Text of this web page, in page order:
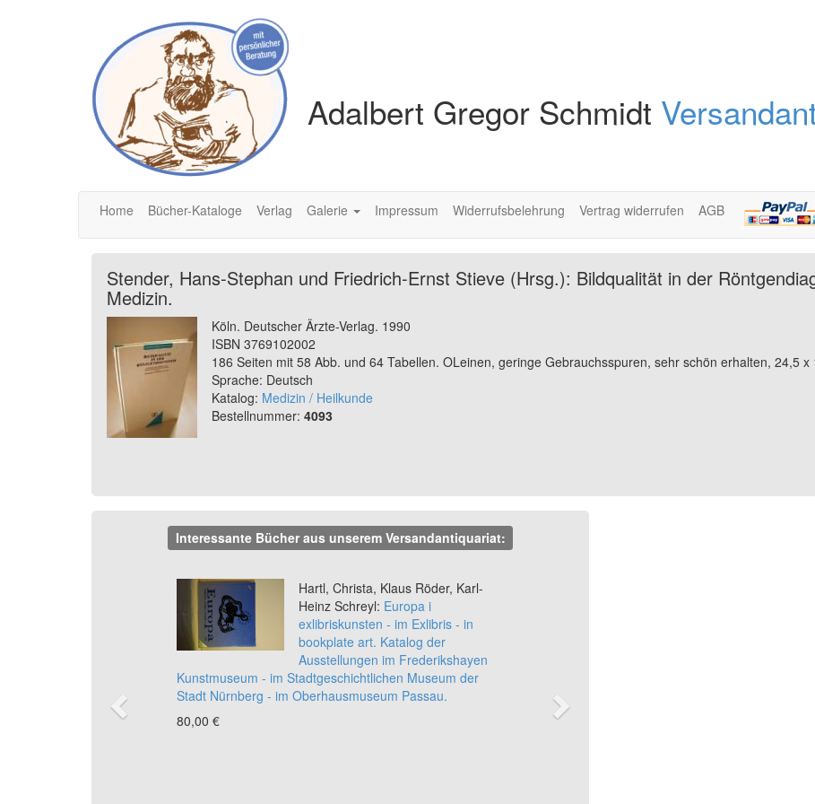
Adalbert Gregor Schmidt
Home Bücher-Kataloge Verlag Galerie Impressum Widerrufsbelehrung Vertrag widerrufen AGB
Stender, Hans-Stephan und Friedrich-Ernst Stieve (Hrsg.): Bildqualität in der
Medizin.
Köln. Deutscher Ärzte-Verlag. 1990
ISBN 3769102002
186 Seiten mit 58 Abb. und 64 Tabellen. OLeinen, geringe Gebrauchsspuren, sehr schön erhalten, 24,5 x
Sprache: Deutsch
Katalog: Medizin / Heilkunde
Bestellnummer: 4093
Interessante Bücher aus unserem Versandantiquariat:
Hartl, Christa, Klaus Röder, Karl-
Heinz Schreyl: Europa i
exlibriskunsten - im Exlibris - in
bookplate art. Katalog der
Ausstellungen im Frederikshayen
Kunstmuseum - im Stadtgeschichtlichen Museum der
Stadt Nürnberg - im Oberhausmuseum Passau.
80,00 €
Previous